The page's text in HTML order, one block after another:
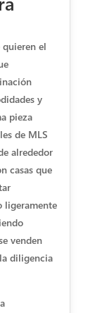
el
y
pieza
de MLS
alrededor
casas que
ligeramente
venden
diligencia